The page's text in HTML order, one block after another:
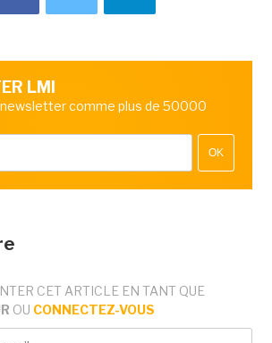
LMI
comme plus de 50000
OK
CET ARTICLE EN TANT QUE
OU CONNECTEZ-VOUS